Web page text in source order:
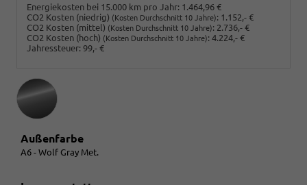
Energiekosten bei 15.000 km pro Jahr: 1.464,96 €
CO2 Kosten (niedrig) (Kosten Durchschnitt 10 Jahre): 1.152,- €
CO2 Kosten (mittel) (Kosten Durchschnitt 10 Jahre): 2.736,- €
CO2 Kosten (hoch) (Kosten Durchschnitt 10 Jahre): 4.224,- €
Jahressteuer: 99,- €
Außenfarbe
A6 - Wolf Gray Met.